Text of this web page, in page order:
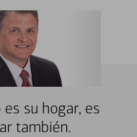
su hogar, es
también.